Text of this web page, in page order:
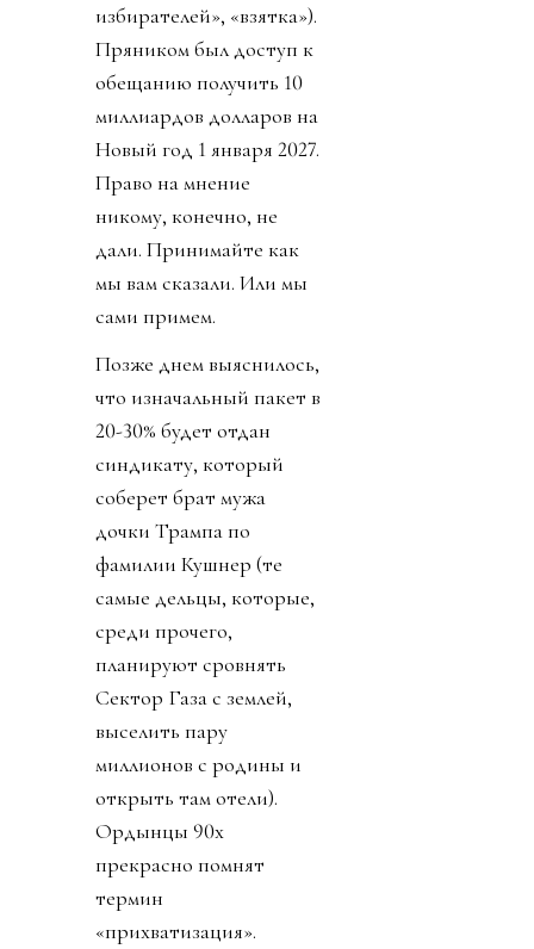
избирателей», «взятка»).
Пряником был доступ к
обещанию получить 10
миллиардов долларов на
Новый год 1 января 2027.
Право на мнение
никому, конечно, не
дали. Принимайте как
мы вам сказали. Или мы
сами примем.
Позже днем выяснилось,
что изначальный пакет в
20-30% будет отдан
синдикату, который
соберет брат мужа
дочки Трампа по
фамилии Кушнер (те
самые дельцы, которые,
среди прочего,
планируют сровнять
Сектор Газа с землей,
выселить пару
миллионов с родины и
открыть там отели).
Ордынцы 90х
прекрасно помнят
термин
«прихватизация».